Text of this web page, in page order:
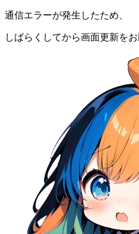
通信エラーが発生したため、
しばらくしてから画面更新をお